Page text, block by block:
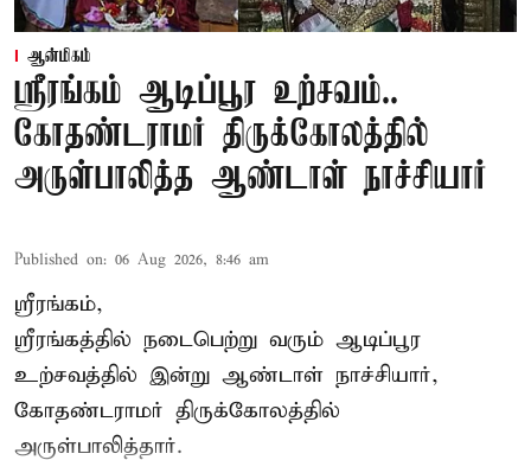
ஆன்மிகம்
ஸ்ரீரங்கம் ஆடிப்பூர உற்சவம்..
கோதண்டராமர் திருக்கோலத்தில்
அருள்பாலித்த ஆண்டாள் நாச்சியார்
Published on: 06 Aug 2026, 8:46 am
ஸ்ரீரங்கம்,
ஸ்ரீரங்கத்தில் நடைபெற்று வரும் ஆடிப்பூர
உற்சவத்தில் இன்று ஆண்டாள் நாச்சியார்,
கோதண்டராமர் திருக்கோலத்தில்
அருள்பாலித்தார்.